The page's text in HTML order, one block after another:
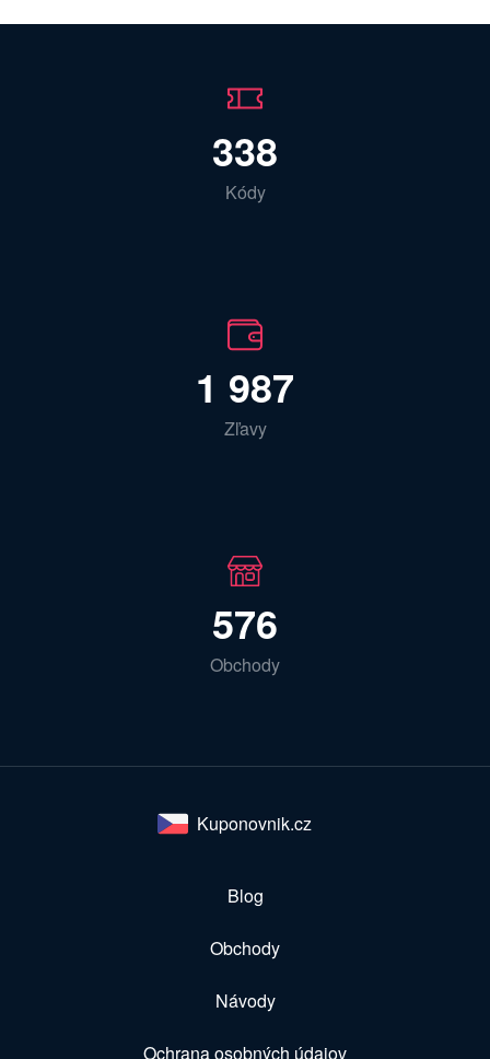
338
Kódy
1 987
Zľavy
576
Obchody
Kuponovnik.cz
Blog
Obchody
Návody
Ochrana osobných údajov